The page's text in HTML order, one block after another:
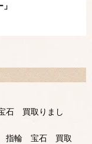
石 買取りまし
指輪 宝石 買取